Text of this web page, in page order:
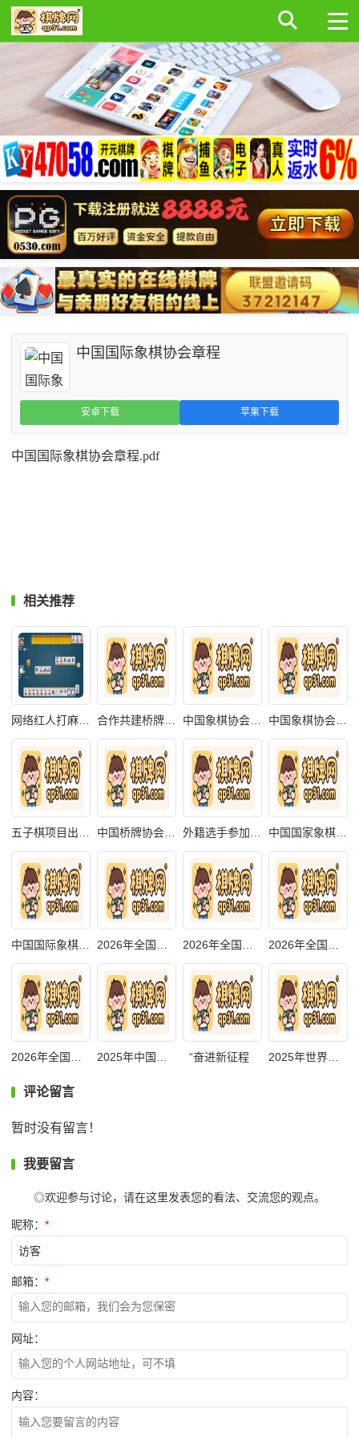
中国国际象棋协会章程
安卓下载 苹果下载
中国国际象棋协会章程.pdf
相关推荐
五子棋项目出国 中国桥牌协会章 外籍选手参加中 中国国家象棋集
中国国际象棋协 2026年全国桥牌 2026年全国桥牌 2026年全国国际
2026年全国国际 2025年中国魔方 “奋进新征程 2025年世界国际
评论留言
暂时没有留言！
我要留言
◎欢迎参与讨论，请在这里发表您的看法、交流您的观点。
昵称： *
邮箱： *
网址：
内容：